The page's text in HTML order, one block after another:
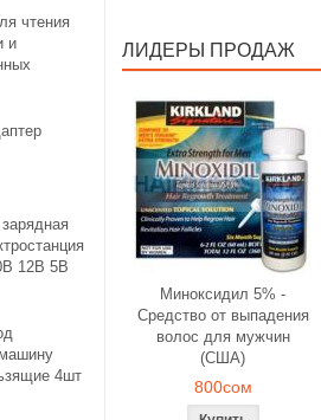
чтения
и
12В 5В
4шт
ЛИДЕРЫ ПРОДАЖ
Миноксидил 5% -
Средство от выпадения
волос для мужчин
(США)
800сом